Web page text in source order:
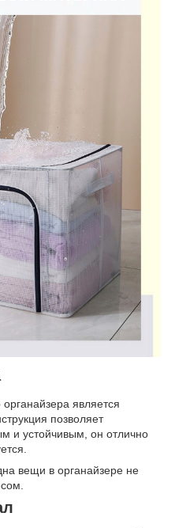
является
позволяет
и устойчивым, он отлично
вещи в органайзере не